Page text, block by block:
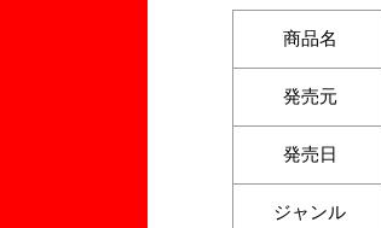
商品名
発売元
発売日
ジャンル